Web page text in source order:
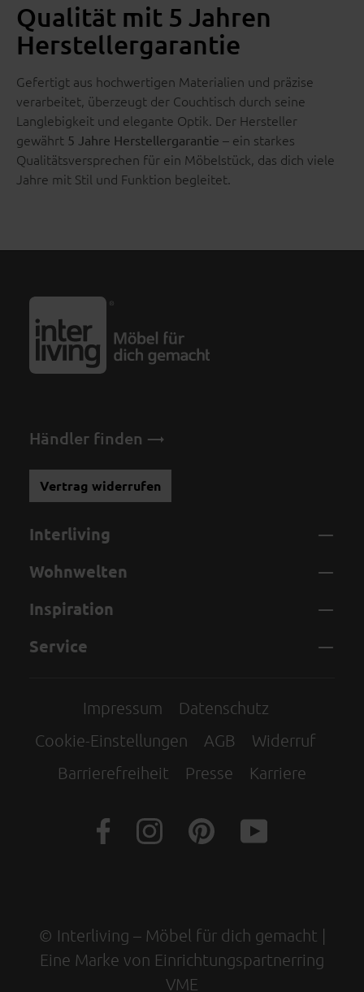
Qualität mit 5 Jahren
Herstellergarantie
Gefertigt aus hochwertigen Materialien und präzise
verarbeitet, überzeugt der Couchtisch durch seine
Langlebigkeit und elegante Optik. Der Hersteller
gewährt 5 Jahre Herstellergarantie – ein starkes
Qualitätsversprechen für ein Möbelstück, das dich viele
Jahre mit Stil und Funktion begleitet.
Händler finden
Vertrag widerrufen
Interliving
Wohnwelten
Inspiration
Service
Impressum
Datenschutz
Cookie-Einstellungen
AGB
Widerruf
Barrierefreiheit
Presse Karriere
© Interliving – Möbel für dich gemacht |
Eine Marke von Einrichtungspartnerring
VME